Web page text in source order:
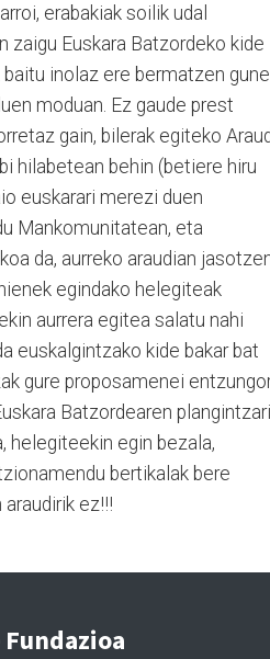
erabakiak soilik udal
zaigu Euskara Batzordeko kide
inolaz ere bermatzen gune
moduan. Ez gaude prest
gain, bilerak egiteko
hilabetean behin (betiere hiru
euskarari merezi duen
Mankomunitatean, eta
da, aurreko araudian
egindako helegiteak
aurrera egitea salatu nahi
euskalgintzako kide bakar bat
gure proposamenei
Batzordearen plangintzari
helegiteekin egin bezala,
bertikalak bere
ez!!!
Fundazioa